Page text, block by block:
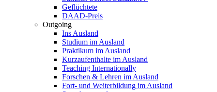
Geflüchtete
DAAD-Preis
Outgoing
Ins Ausland
Studium im Ausland
Praktikum im Ausland
Kurzaufenthalte im Ausland
Teaching Internationally
Forschen & Lehren im Ausland
Fort- und Weiterbildung im Ausland